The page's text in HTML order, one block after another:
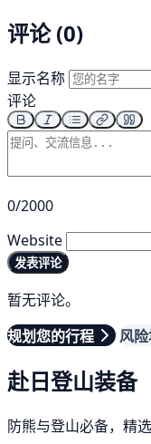
评论 (0)
显示名称
评论
0/2000
Website
发表评论
暂无评论。
规划您的行程
风
赴日登山装备
防熊与登山必备，精